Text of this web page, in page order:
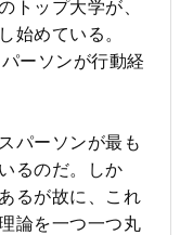
トップ大学が、
始めている。
ーソンが行動経
パーソンが最も
るのだ。しか
るが故に、これ
論を一つ一つ丸